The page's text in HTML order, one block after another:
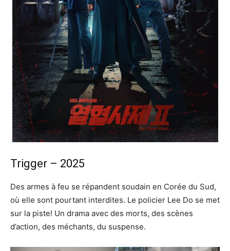
Trigger – 2025
Des armes à feu se répandent soudain en Corée du Sud,
où elle sont pourtant interdites. Le policier Lee Do se met
sur la piste! Un drama avec des morts, des scènes
d’action, des méchants, du suspense.